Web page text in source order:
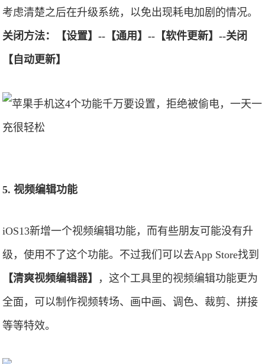
考虑清楚之后在升级系统，以免出现耗电加剧的情况。
关闭方法：【设置】--【通用】--【软件更新】--关闭
【自动更新】
5. 视频编辑功能
iOS13新增一个视频编辑功能，而有些朋友可能没有升
级，使用不了这个功能。不过我们可以去App Store找到
【清爽视频编辑器】
，这个工具里的视频编辑功能更为
全面，可以制作视频转场、画中画、调色、裁剪、拼接
等等特效。